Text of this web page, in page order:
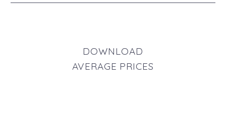
DOWNLOAD
AVERAGE PRICES